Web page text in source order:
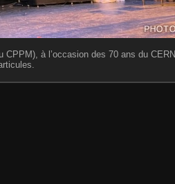
à l’occasion des 70 ans du